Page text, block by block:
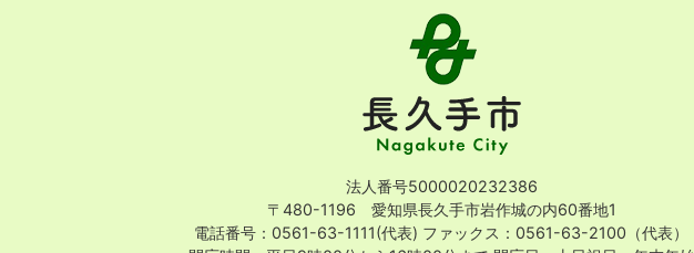
Nagakute
City
法人番号5000020232386
〒480-1196 愛知県長久手市岩作城の内60番地1
電話番号：0561-63-1111(代表) ファックス：0561-63-2100（代表）